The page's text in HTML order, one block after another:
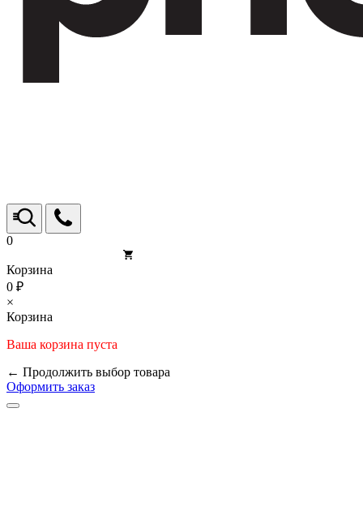
0
Корзина
0 ₽
×
Корзина
Ваша корзина пуста
← Продолжить выбор товара
Оформить заказ